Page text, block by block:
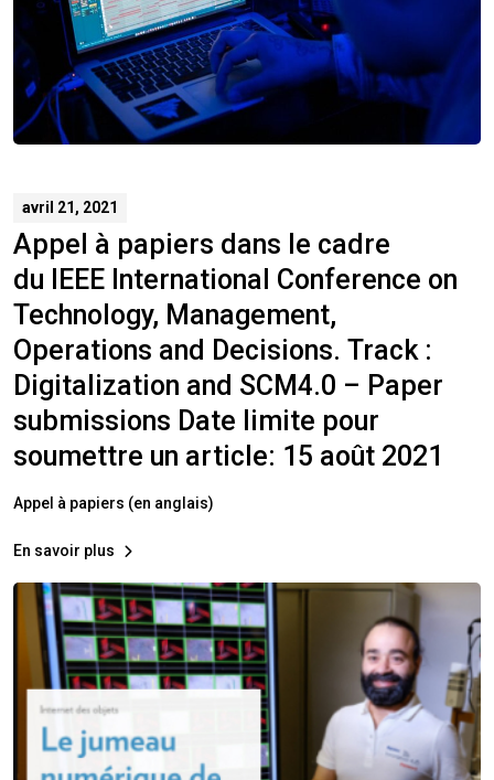
avril 21, 2021
Appel à papiers dans le cadre
du IEEE International Conference on
Technology, Management,
Operations and Decisions. Track :
Digitalization and SCM4.0 – Paper
submissions Date limite pour
soumettre un article: 15 août 2021
Appel à papiers (en anglais)
En savoir plus